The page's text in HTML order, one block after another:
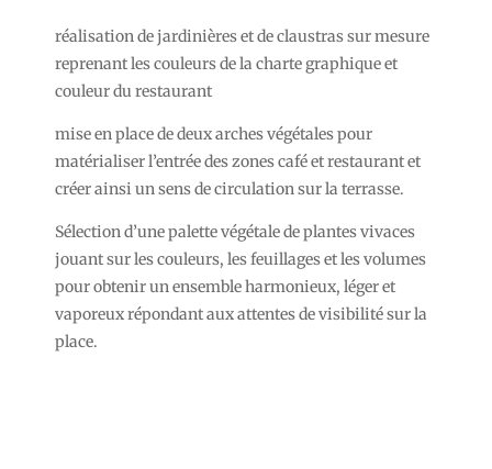
réalisation de jardinières et de claustras sur mesure
reprenant les couleurs de la charte graphique et
couleur du restaurant
mise en place de deux arches végétales pour
matérialiser l’entrée des zones café et restaurant et
créer ainsi un sens de circulation sur la terrasse.
Sélection d’une palette végétale de plantes vivaces
jouant sur les couleurs, les feuillages et les volumes
pour obtenir un ensemble harmonieux, léger et
vaporeux répondant aux attentes de visibilité sur la
place.